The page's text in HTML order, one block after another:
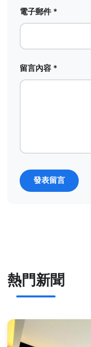
電子郵件 *
留言內容 *
發表留言
熱門新聞